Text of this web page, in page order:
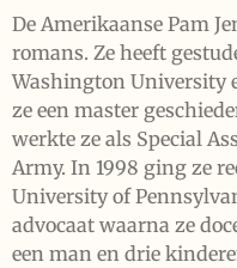
De Amerikaanse Pam
romans. Ze heeft
Washington University
ze een master
werkte ze als Special
Army. In 1998 ging ze
University of
advocaat waarna ze
een man en drie